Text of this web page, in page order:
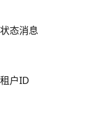
状态消息
租户ID